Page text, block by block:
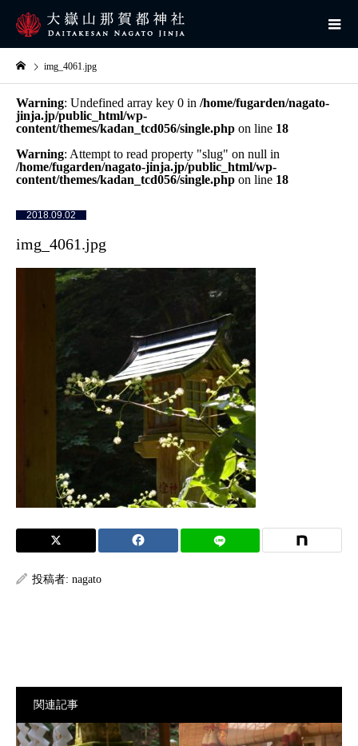
img_4061.jpg
Warning: Undefined array key 0 in /home/fugarden/nagato-
jinja.jp/public_html/wp-
content/themes/kadan_tcd056/single.php on line 18
Warning: Attempt to read property "slug" on null in
/home/fugarden/nagato-jinja.jp/public_html/wp-
content/themes/kadan_tcd056/single.php on line 18
2018.09.02
img_4061.jpg
投稿者: nagato
関連記事